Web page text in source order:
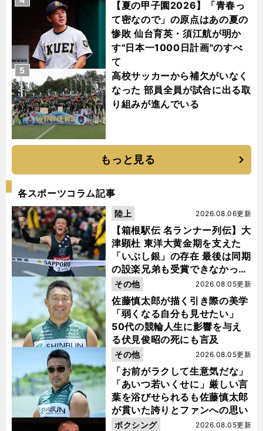
【夏の甲子園2026】「青春っ
て密なので」の原点はあの夏の
惨敗 仙台育英・須江航が明か
す"日本一1000日計画"のすべ
て
高校サッカーから補欠がいなく
なった 部員全員が試合に出る取
り組みが進んでいる
5
もっと見る
各スポーツコラム記事
【箱根駅伝 名ランナー列伝】大
津顕杜 東洋大黄金期を支えた
「いぶし銀」の存在 最後は同期
の設楽兄弟も受賞できなかった
金栗杯に輝く
2026.08.06更新
陸上
佐藤慎太郎が描く引き際の美学
「弱くなる自分も見せたい」
50代の競輪人生に影響を与え
る伏見俊昭の死にも言及
2026.08.05更新
その他
「お前がラクして生意気だな」
「あいつ若いくせに」厳しい言
葉を浴びせられるも佐藤慎太郎
が貫いた誇りとファンへの思い
2026.08.05更新
その他
2026.08.05更新
ボクシング